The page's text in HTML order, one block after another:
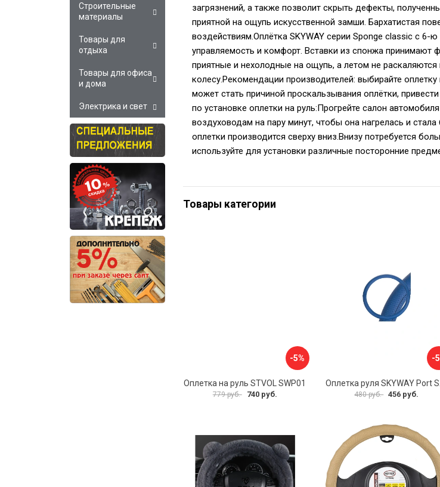
загрязнений, а также позволит скрыть дефекты,
приятной на ощупь искусственной замши. Бархатистая
воздействиям.Оплётка SKYWAY серии Sponge classic с
управляемость и комфорт. Вставки из спонжа принимают
приятные и нехолодные на ощупь, а летом не
колесу.Рекомендации производителей: выбирайте
может стать причиной проскальзывания оплётки,
по установке оплетки на руль:Прогрейте салон
воздуховодам на пару минут, чтобы она нагрелась и
оплетки производится сверху вниз.Внизу потребуется
используйте для установки различные посторонние
Товары категории
-5%
Оплетка на руль STVOL SWP01
779 руб. 740 руб.
-
480 руб. 456 руб.
Строительные
материалы
Товары для
отдыха
Товары для офиса
и дома
Электрика и свет